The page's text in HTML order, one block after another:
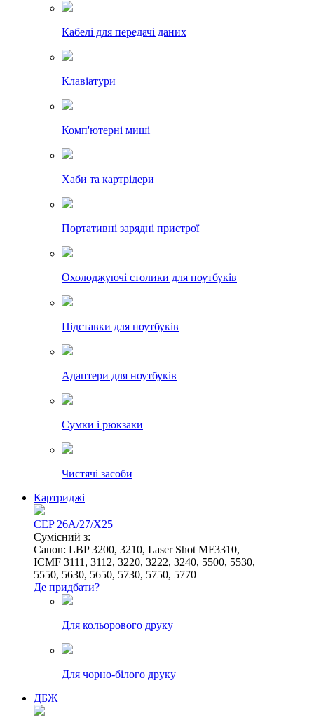
Кабелі для передачі даних
Клавіатури
Комп'ютерні миші
Хаби та картрідери
Портативні зарядні пристрої
Охолоджуючі столики для ноутбуків
Підставки для ноутбуків
Адаптери для ноутбуків
Сумки і рюкзаки
Чистячі засоби
Картриджі
CEP 26A/27/X25
Сумісний з:
Canon: LBP 3200, 3210, Laser Shot MF3310,
ICMF 3111, 3112, 3220, 3222, 3240, 5500, 5530,
5550, 5630, 5650, 5730, 5750, 5770
Де придбати?
Для кольорового друку
Для чорно-білого друку
ДБЖ